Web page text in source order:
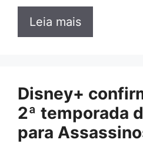
Leia mais
Disney+
2ª temporada
para